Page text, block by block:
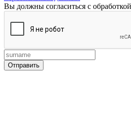
Вы должны согласиться с